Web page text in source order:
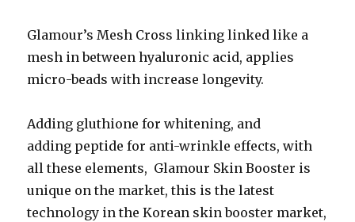
Glamour’s Mesh Cross linking linked like a
mesh in betweenhyaluronic acid, applies
micro-beads with increase longevity.
Adding gluthione forwhitening, and
adding peptide for anti-wrinkle effects, with
all these elements, Glamour Skin Booster is
unique on the market, this is the latest
technology in the Korean skin booster market,